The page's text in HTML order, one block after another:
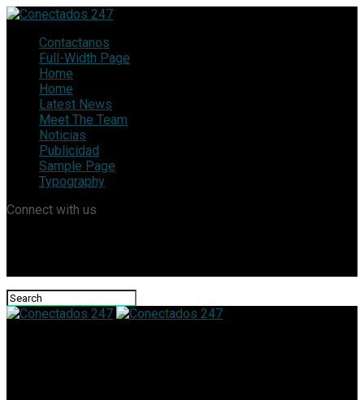
Contactanos
Full-Width Page
Home
Home
Latest News
Meet The Team
Noticias
Publicidad
Sample Page
Typography
Connect with us